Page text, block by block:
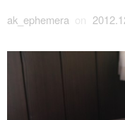
ak_ephemera on